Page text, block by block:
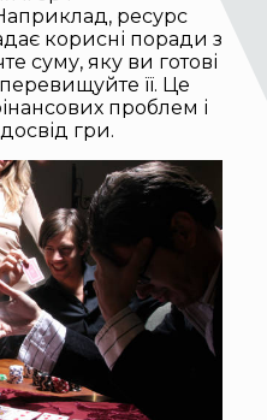
ресурс
корисні поради з
суму, яку ви готові
її. Це
проблем і
гри.